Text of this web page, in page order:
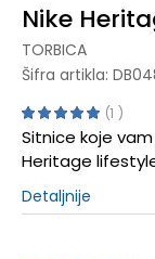
Nike
TORBICA
Šifra artikla:
1
Sitnice koje
Heritage
Detaljnije